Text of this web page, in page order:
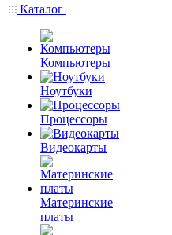
Каталог
Компьютеры
Ноутбуки
Процессоры
Видеокарты
Материнские
платы